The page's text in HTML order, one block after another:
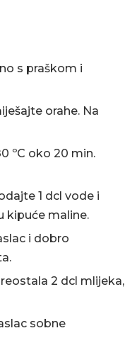
s praškom i
orahe. Na
ºC oko 20 min.
1 dcl vode i
kipuće maline.
i dobro
2 dcl mlijeka,
sobne